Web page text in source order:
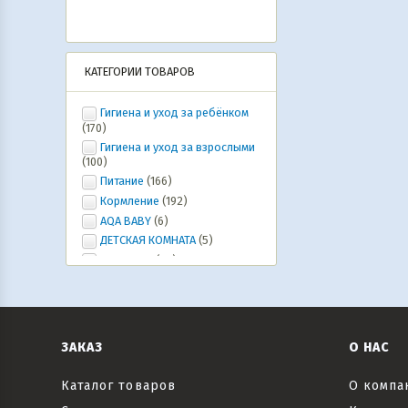
КАТЕГОРИИ ТОВАРОВ
Гигиена и уход за ребёнком
(170)
Гигиена и уход за взрослыми
(100)
Питание (166)
Кормление (192)
AQA BABY (6)
ДЕТСКАЯ КОМНАТА (5)
(20)
кенгуру
Текстиль (6)
ЗАКАЗ
Каталог товаров
О НАС
О